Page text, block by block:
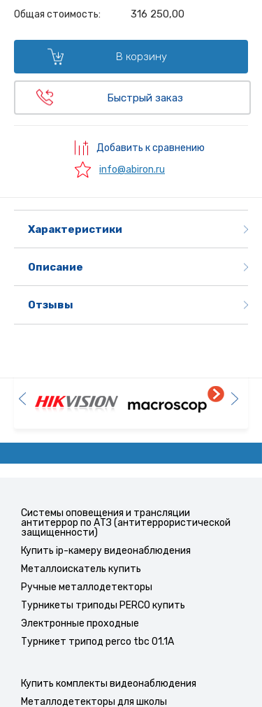
Общая стоимость: 316 250,00
В корзину
Быстрый заказ
Добавить к сравнению
info@abiron.ru
Характеристики
Описание
Отзывы
Системы оповещения и трансляции
антитеррор по АТЗ (антитеррористической
защищенности)
Купить ip-камеру видеонаблюдения
Металлоискатель купить
Ручные металлодетекторы
Турникеты триподы PERCO купить
Электронные проходные
Турникет трипод perco tbc 01.1A
Купить комплекты видеонаблюдения
Металлодетекторы для школы